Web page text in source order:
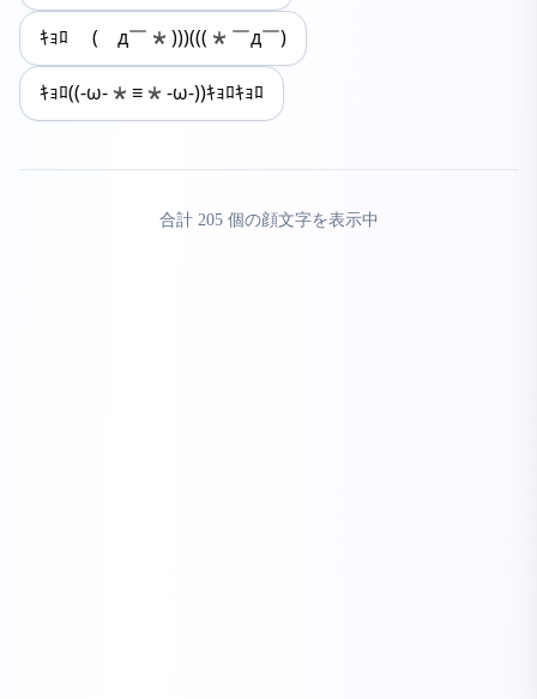
ｷｮﾛ (￣д￣*)))(((*￣д￣)
ｷｮﾛ((-ω-*≡*-ω-))ｷｮﾛｷｮﾛ
合計 205個の顔文字を表示中